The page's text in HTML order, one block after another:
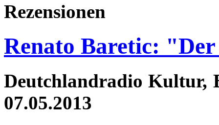
Rezensionen
Renato Baretic:
Deutchlandradio Kultur,
07.05.2013